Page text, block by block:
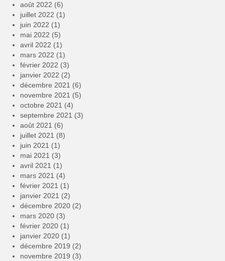
août 2022 (6)
juillet 2022 (1)
juin 2022 (1)
mai 2022 (5)
avril 2022 (1)
mars 2022 (1)
février 2022 (3)
janvier 2022 (2)
décembre 2021 (6)
novembre 2021 (5)
octobre 2021 (4)
septembre 2021 (3)
août 2021 (6)
juillet 2021 (8)
juin 2021 (1)
mai 2021 (3)
avril 2021 (1)
mars 2021 (4)
février 2021 (1)
janvier 2021 (2)
décembre 2020 (2)
mars 2020 (3)
février 2020 (1)
janvier 2020 (1)
décembre 2019 (2)
novembre 2019 (3)